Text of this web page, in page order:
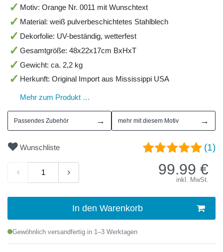
Motiv: Orange Nr. 0011 mit Wunschtext
Material: weiß pulverbeschichtetes Stahlblech
Dekorfolie: UV-beständig, wetterfest
Gesamtgröße: 48x22x17cm BxHxT
Gewicht: ca. 2,2 kg
Herkunft: Original Import aus Mississippi USA
Mehr zum Produkt …
Passendes Zubehör → mehr mit diesem Motiv →
Wunschliste (1)
99.99 €
inkl. MwSt.
In den Warenkorb
Gewöhnlich versandfertig in 1–3 Werktagen